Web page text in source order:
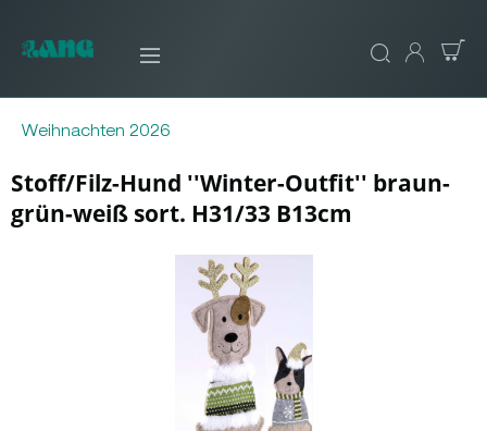
Weihnachten 2026
Stoff/Filz-Hund ''Winter-Outfit'' braun-
grün-weiß sort. H31/33 B13cm